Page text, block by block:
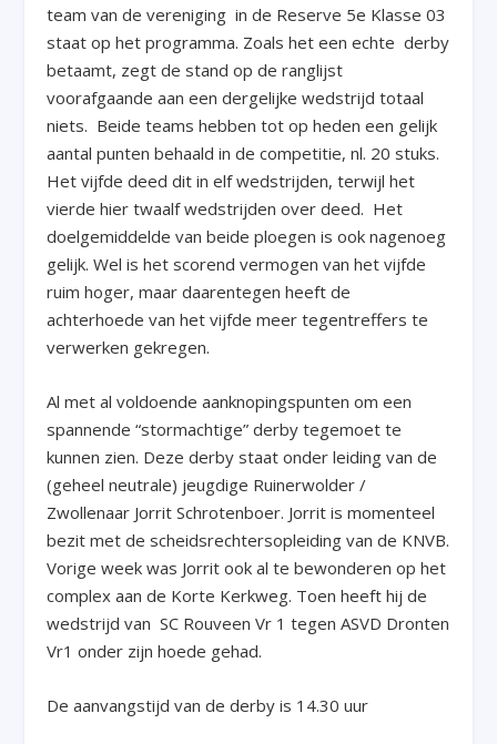
team van de vereniging in de Reserve 5e Klasse 03
staat op het programma. Zoals het een echte derby
betaamt, zegt de stand op de ranglijst
voorafgaande aan een dergelijke wedstrijd totaal
niets. Beide teams hebben tot op heden een gelijk
aantal punten behaald in de competitie, nl. 20 stuks.
Het vijfde deed dit in elf wedstrijden, terwijl het
vierde hier twaalf wedstrijden over deed. Het
doelgemiddelde van beide ploegen is ook nagenoeg
gelijk. Wel is het scorend vermogen van het vijfde
ruim hoger, maar daarentegen heeft de
achterhoede van het vijfde meer tegentreffers te
verwerken gekregen.
Al met al voldoende aanknopingspunten om een
spannende “stormachtige” derby tegemoet te
kunnen zien. Deze derby staat onder leiding van de
(geheel neutrale) jeugdige Ruinerwolder /
Zwollenaar Jorrit Schrotenboer. Jorrit is momenteel
bezit met de scheidsrechtersopleiding van de KNVB.
Vorige week was Jorrit ook al te bewonderen op het
complex aan de Korte Kerkweg. Toen heeft hij de
wedstrijd van SC Rouveen Vr 1 tegen ASVD Dronten
Vr1 onder zijn hoede gehad.
De aanvangstijd van de derby is 14.30 uur